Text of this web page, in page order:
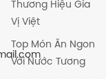
Thương Hiệu Gia
Vị Việt
Top Món Ăn Ngon
Với Nước Tương